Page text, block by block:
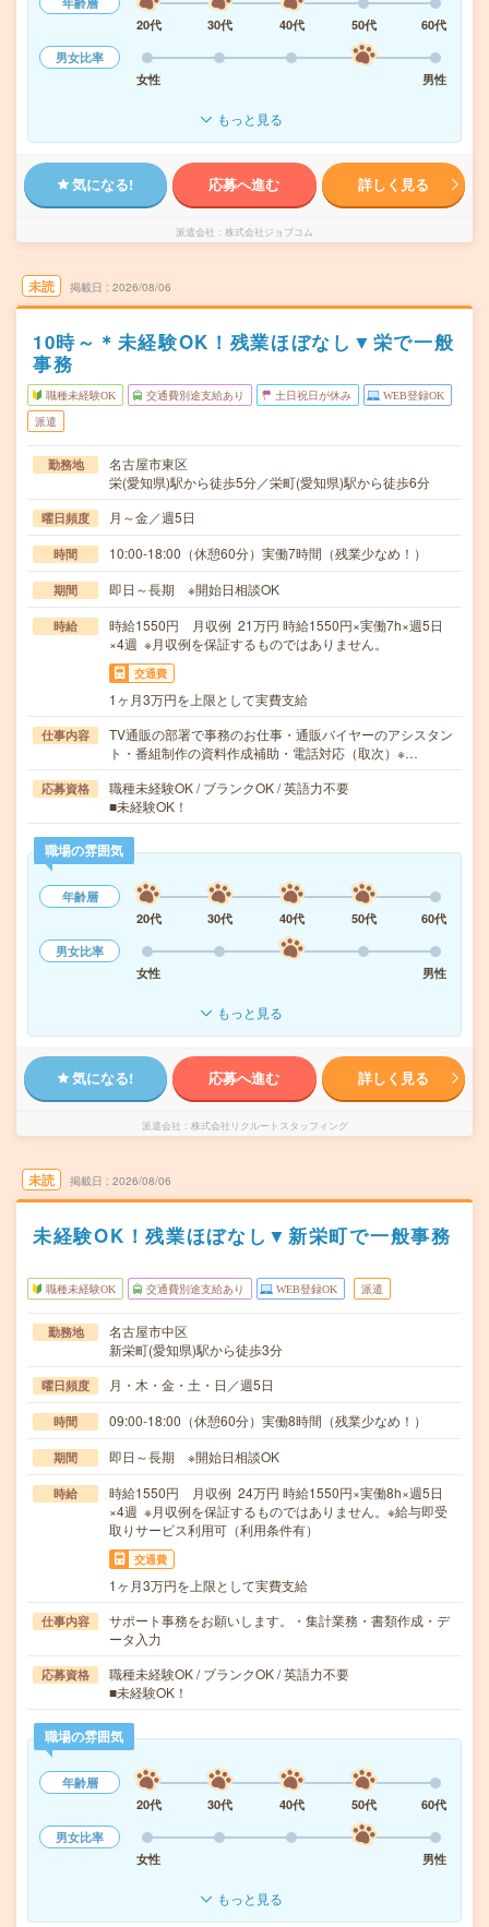
20代
30代 40代 50代
60代
男女比率
女性
男性
もっと見る
気になる! 応募へ進む 詳しく見る
派遣会社 株式会社ジョブコム
未読 掲載日 2026/08/06
10時～＊未経験OK！残業ほぼなし▼栄で一般
事務
職種未経験OK 交通費別途支給あり 土日祝日が休み WEB登録OK
派遣
勤務地
名古屋市東区
栄(愛知県)駅から徒歩5分／栄町(愛知県)駅から徒歩6分
曜日頻度 月～金／週5日
時間 10:00-18:00（休憩60分）実働7時間（残業少なめ！）
期間 即日～長期 ※開始日相談OK
時給
時給1550円 月収例 21万円 時給1550円×実働7h×週5日
×4週 ※月収例を保証するものではありません。
交通費
1ヶ月3万円を上限として実費支給
仕事内容
TV通販の部署で事務のお仕事・通販バイヤーのアシスタン
ト・番組制作の資料作成補助・電話対応（取次）※…
応募資格
職種未経験OK / ブランクOK / 英語力不要
■未経験OK！
職場の雰囲気
年齢層
20代
30代 40代 50代
60代
男女比率
女性
男性
もっと見る
気になる! 応募へ進む 詳しく見る
派遣会社 株式会社リクルートスタッフィング
未読 掲載日 2026/08/06
未経験OK！残業ほぼなし▼新栄町で一般事務
職種未経験OK 交通費別途支給あり WEB登録OK 派遣
勤務地
名古屋市中区
新栄町(愛知県)駅から徒歩3分
曜日頻度 月・木・金・土・日／週5日
時間 09:00-18:00（休憩60分）実働8時間（残業少なめ！）
期間 即日～長期 ※開始日相談OK
時給
時給1550円 月収例 24万円 時給1550円×実働8h×週5日
×4週 ※月収例を保証するものではありません。※給与即受
取りサービス利用可（利用条件有）
交通費
1ヶ月3万円を上限として実費支給
仕事内容
サポート事務をお願いします。・集計業務・書類作成・デ
ータ入力
応募資格
職種未経験OK / ブランクOK / 英語力不要
■未経験OK！
職場の雰囲気
年齢層
20代
30代 40代 50代
60代
男女比率
女性
男性
もっと見る